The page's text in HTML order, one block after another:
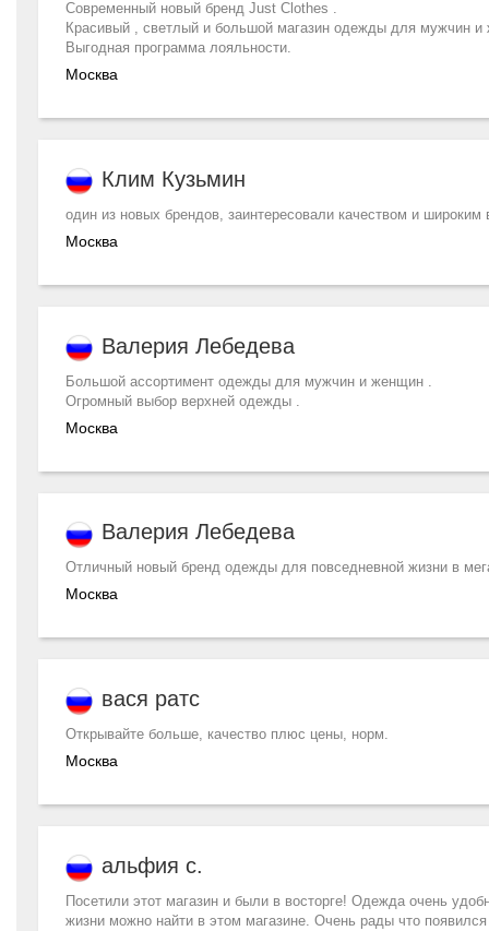
Современный новый бренд Just Clothes .
Красивый , светлый и большой магазин одежды для мужчин
Выгодная программа лояльности.
Москва
Клим Кузьмин
один из новых брендов, заинтересовали качеством и
Москва
Валерия Лебедева
Большой ассортимент одежды для мужчин и женщин .
Огромный выбор верхней одежды .
Москва
Валерия Лебедева
Отличный новый бренд одежды для повседневной жизни в
Москва
вася ратс
Открывайте больше, качество плюс цены, норм.
Москва
альфия с.
Посетили этот магазин и были в восторге! Одежда очень
жизни можно найти в этом магазине. Очень рады что появился